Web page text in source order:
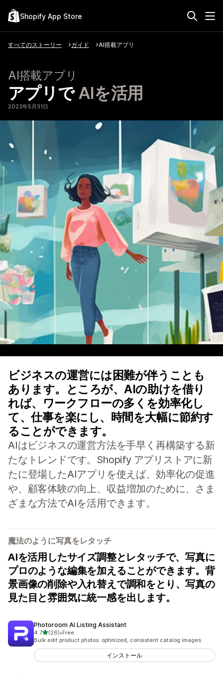
Shopify App Store
すべてのストーリー ガイド AI搭載アプリ
AI搭載アプリ
アプリで AIを活用
2023年5月31日
ビジネスの運営には困難が伴うことも
あります。ところが、AIの助けを借り
れば、ワークフローの多くを効率化し
て、仕事を楽にし、時間を大幅に節約す
ることができます。
AIはビジネスの運営方法を手早く再構築する新
たなトレンドです。Shopify アプリストアに新
たに登場したAIアプリを使えば、効率化の促進
や、顧客体験の向上、収益増加のために、さま
ざまな方法でAIを活用できます。
魔法のように写真をレタッチ
AIを活用したサイズ調整とレタッチで、写真に
プロのような編集を加えることができます。背
景画像の削除や入れ替えで調和をとり、写真の
見た目と雰囲気に統一感を出します。
Photoroom AI Listing Assistant
4.75つ星中
(26)
合計レビュー数：26件
•Free
Bulk edit product photos: optimized, consistent catalog images
インストール